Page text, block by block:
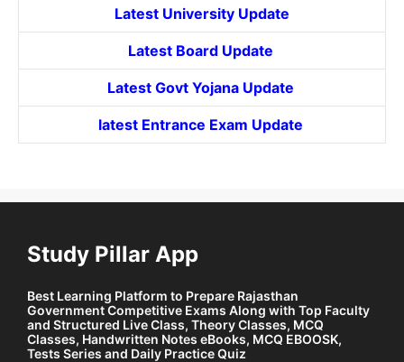
Latest University Update
Latest Board Update
Latest Govt YojanaUpdate
latest Entrance Exam Update
Study Pillar App
Best Learning Platform to Prepare Rajasthan
Government Competitive Exams Along with Top Faculty
and Structured Live Class, Theory Classes, MCQ
Classes, Handwritten Notes eBooks, MCQ EBOOSK,
Tests Series and Daily Practice Quiz